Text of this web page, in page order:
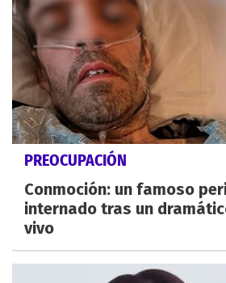
PREOCUPACIÓN
Conmoción: un famoso
internado tras un
vivo